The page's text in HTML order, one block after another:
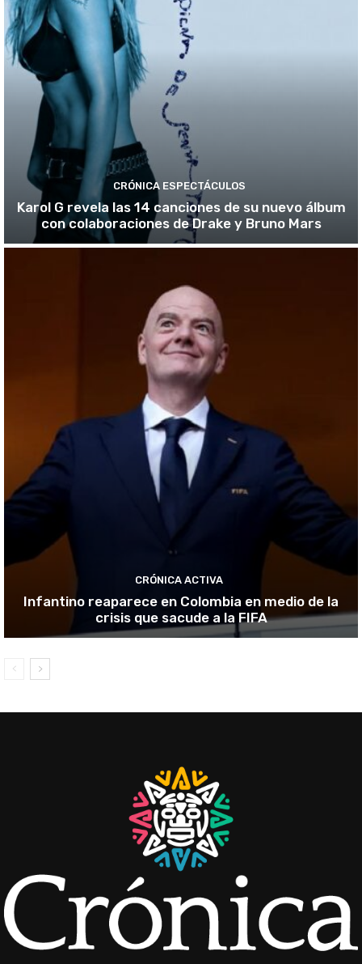
CRÓNICA ESPECTÁCULOS
Karol G revela las 14 canciones de su nuevo álbum
con colaboraciones de Drake y Bruno Mars
CRÓNICA ACTIVA
Infantino reaparece en Colombia en medio de la
crisis que sacude a la FIFA